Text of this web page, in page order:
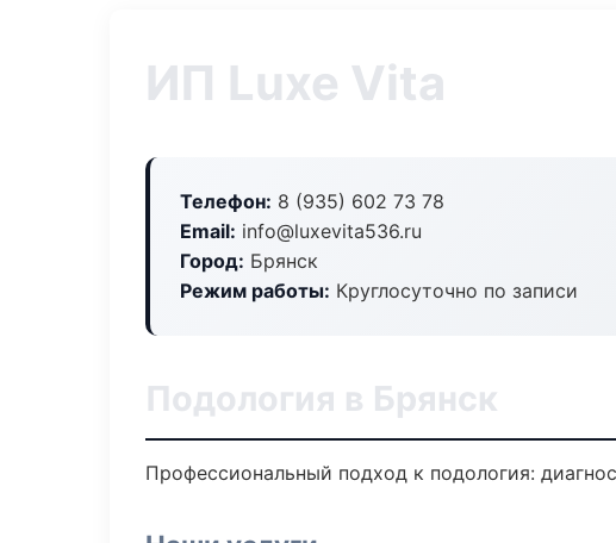
ИП Luxe Vita
Телефон: 8 (935) 602 73 78
Email: info@luxevita536.ru
Город: Брянск
Режим работы: Круглосуточно по записи
Подология в Брянск
Профессиональный подход к подология: